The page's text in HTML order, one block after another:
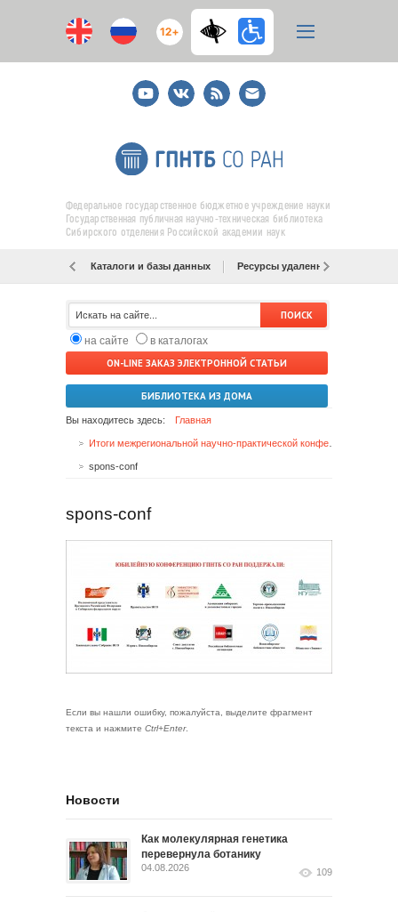
12+
YoutubeВКонтакте
RSS
E-
mail
подписка
Федеральное государственное бюджетное учреждение науки
Государственная публичная научно-техническая библиотека
Сибирского отделения Российской академии наук
Каталоги и базы данных Ресурсы удаленного доступа
на сайте
в каталогах
ON-LINE ЗАКАЗ ЭЛЕКТРОННОЙ СТАТЬИ
БИБЛИОТЕКА ИЗ ДОМА
Вы находитесь здесь: Главная
spons-conf
spons-conf
Если вы нашли ошибку, пожалуйста, выделите фрагмент
текста и нажмите Ctrl+Enter.
Новости
Как молекулярная генетика
перевернула ботанику
04.08.2026 109